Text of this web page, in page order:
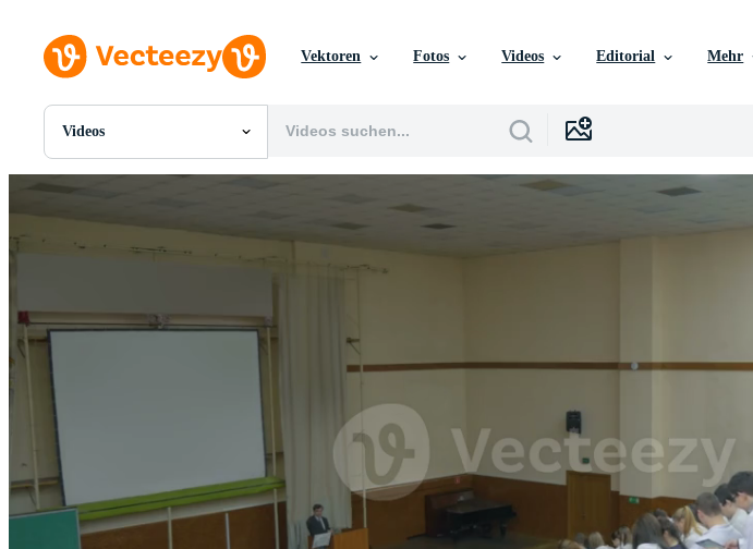
Vektoren Fotos Videos Editorial Mehr
Videos
Alle Bilder
SVGs
Videos